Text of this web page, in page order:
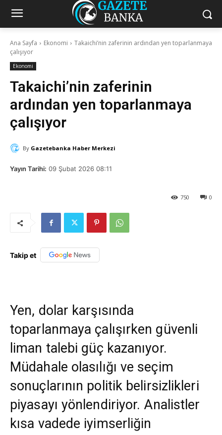
Ana Sayfa Ekonomi
Takaichi’nin zaferinin ardından yen toparlanmaya
çalışıyor
Ekonomi
Takaichi’nin zaferinin
ardından yen toparlanmaya
çalışıyor
By Gazetebanka Haber Merkezi
Yayın Tarihi: 09 Şubat 2026 08:11
0
750
Takip et
Yen, dolar karşısında
toparlanmaya çalışırken güvenli
liman talebi güç kazanıyor.
Müdahale olasılığı ve seçim
sonuçlarının politik belirsizlikleri
piyasayı yönlendiriyor. Analistler
kısa vadede iyimserliğin